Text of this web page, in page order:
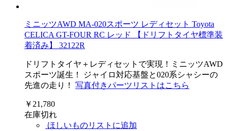
ミニッツAWD MA-020スポーツ レディセット Toyota
CELICA GT-FOUR RC レッド 【ドリフトタイヤ標準装
着済み】 32122R
ドリフトタイヤ＋レディセットで実現！ミニッツAWD
スポーツ誕生！ ジャイロ対応基盤と020系シャシーの
先進の走り！ 写真付きパーツリストはこちら
￥21,780
在庫切れ
ほしいものリストに追加